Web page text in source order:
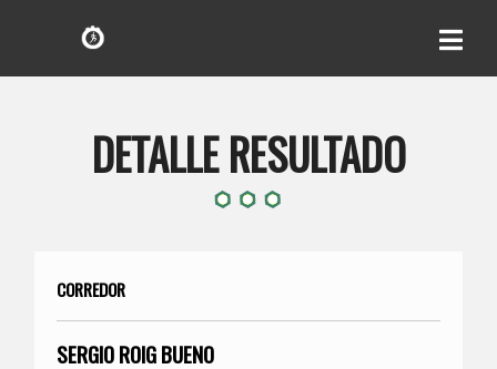
DETALLE RESULTADO
CORREDOR
SERGIO ROIG BUENO